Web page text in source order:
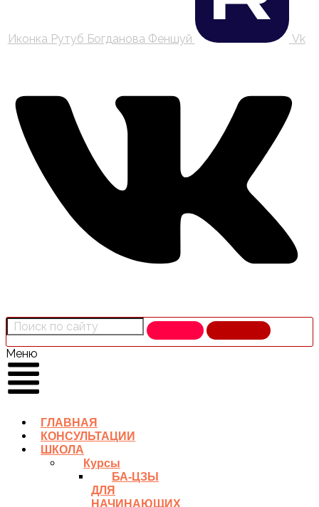
Иконка Рутуб Богданова Феншуй Vk
Меню
ГЛАВНАЯ
КОНСУЛЬТАЦИИ
ШКОЛА
Курсы
БА-ЦЗЫ
ДЛЯ
НАЧИНАЮЩИХ